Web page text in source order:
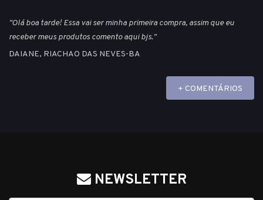
"Olá boa tarde! Essa vai ser minha primeira compra, assim que eu
receber meus produtos comento aqui bjs."
DAIANE, RIACHAO DAS NEVES-BA
+ COMENTÁRIOS
NEWSLETTER